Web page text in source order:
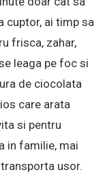
cuptor, ai timp sa
frisca, zahar,
leaga pe foc si
de ciocolata
care arata
si pentru
in familie, mai
usor.